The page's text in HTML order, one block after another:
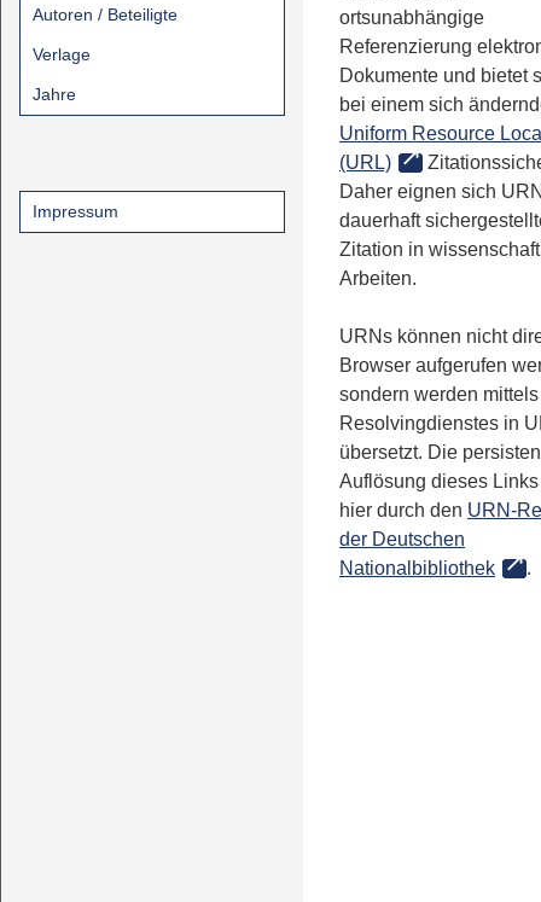
Autoren / Beteiligte
Verlage
Jahre
Impressum
ortsunabhängige
Referenzierung
Dokumente und bietet
bei einem sich
Uniform Resource
(URL)
Daher eignen sich
dauerhaft
Zitation in
Arbeiten.
URNs können nicht
Browser aufgerufen
sondern werden
Resolvingdienstes in
übersetzt. Die
Auflösung dieses
hier durch den URN-
der Deutschen
Nationalbibliothek
.